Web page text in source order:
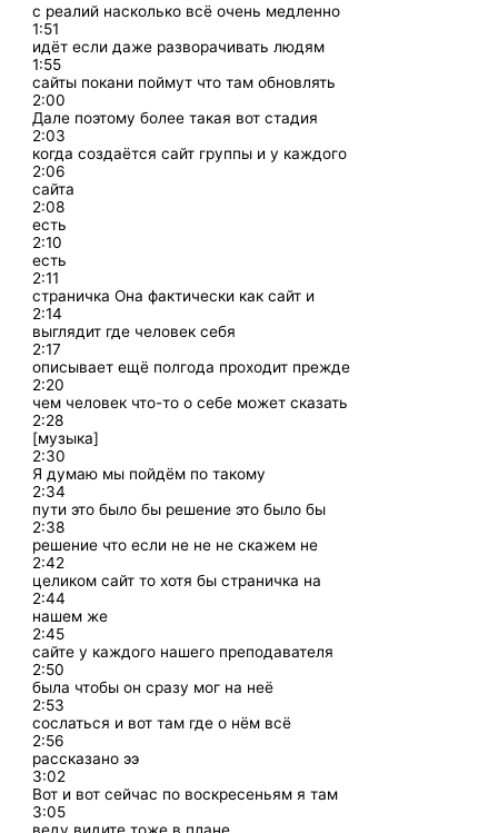
с реалий насколько всё очень медленно
1:51
идёт если даже разворачивать людям
1:55
сайты покани поймут что там обновлять
2:00
Дале поэтому более такая вот стадия
2:03
когда создаётся сайт группы и у каждого
2:06
сайта
2:08
есть
2:10
есть
2:11
страничка Она фактически как сайт и
2:14
выглядит где человек себя
2:17
описывает ещё полгода проходит прежде
2:20
чем человек что-то о себе может сказать
2:28
[музыка]
2:30
Я думаю мы пойдём по такому
2:34
пути это было бы решение это было бы
2:38
решение что если не не не скажем не
2:42
целиком сайт то хотя бы страничка на
2:44
нашем же
2:45
сайте у каждого нашего преподавателя
2:50
была чтобы он сразу мог на неё
2:53
сослаться и вот там где о нём всё
2:56
рассказано ээ
3:02
Вот и вот сейчас по воскресеньям я там
3:05